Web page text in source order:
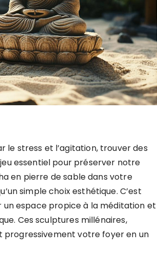
le stress et l’agitation, trouver des
essentiel pour préserver notre
en pierre de sable dans votre
simple choix esthétique. C’est
espace propice à la méditation et
Ces sculptures millénaires,
progressivement votre foyer en un